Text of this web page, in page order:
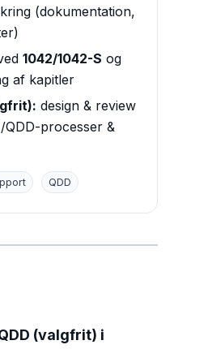
(dokumentation,
1042/1042-S og
af kapitler
design & review
QDD-processer &
QDD
(valgfrit) i